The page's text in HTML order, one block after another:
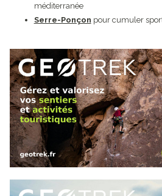
méditerranée
Serre-Ponçon pour cumuler